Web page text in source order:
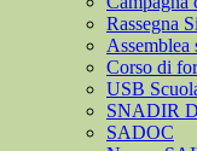
Rassegna
Assemblea
Corso di
USB
SNADIR
SADOC